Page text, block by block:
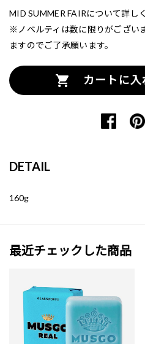
MID SUMMER FAIRについて詳し
※ノベルティは数に限りがござい
ますのでご了承願います。
カートに入
DETAIL
160g
最近チェックした商品